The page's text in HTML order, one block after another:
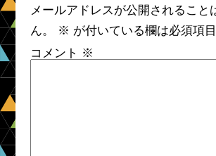
メールアドレスが公開されること
ん。
※ が付いている欄は必須項
コメント ※